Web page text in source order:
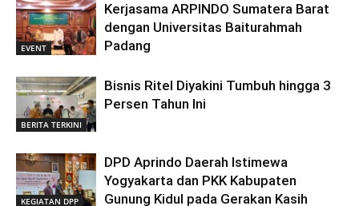
EVENT
Kerjasama ARPINDO Sumatera Barat
dengan Universitas Baiturahmah
Padang
BERITA TERKINI
Bisnis Ritel Diyakini Tumbuh hingga 3
Persen Tahun Ini
KEGIATAN DPP
DPD Aprindo Daerah Istimewa
Yogyakarta dan PKK Kabupaten
Gunung Kidul pada Gerakan Kasih